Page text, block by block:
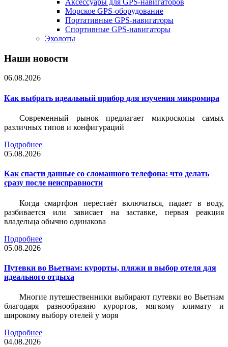
Аксессуары для GPS-навигаторов
Морское GPS-оборудование
Портативные GPS-навигаторы
Спортивные GPS-навигаторы
Эхолоты
Наши новости
06.08.2026
Как выбрать идеальный прибор для изучения микромира
Современный рынок предлагает микроскопы самых
различных типов и конфигураций
Подробнее
05.08.2026
Как спасти данные со сломанного телефона: что делать
сразу после неисправности
Когда смартфон перестаёт включаться, падает в воду,
разбивается или зависает на заставке, первая реакция
владельца обычно одинакова
Подробнее
05.08.2026
Путевки во Вьетнам: курорты, пляжи и выбор отеля для
идеального отдыха
Многие путешественники выбирают путевки во Вьетнам
благодаря разнообразию курортов, мягкому климату и
широкому выбору отелей у моря
Подробнее
04.08.2026